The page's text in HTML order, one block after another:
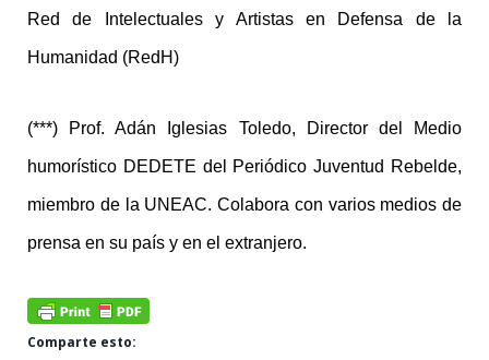
Red de Intelectuales y Artistas en Defensa de la
Humanidad (RedH)
(***) Prof. Adán Iglesias Toledo, Director del Medio
humorístico DEDETE del Periódico Juventud Rebelde,
miembro de la UNEAC. Colabora con varios medios de
prensa en su país y en el extranjero.
Comparte esto: